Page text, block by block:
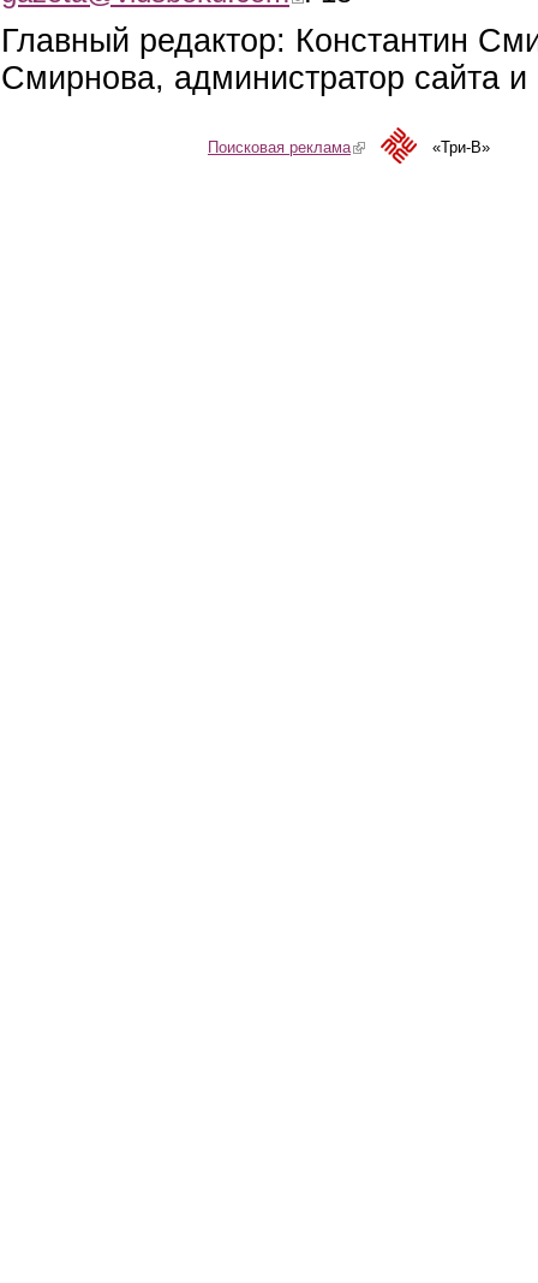
Главный редактор: Константин
Смирнова, администратор сайта
Поисковая реклама(link is external)«Три-В»